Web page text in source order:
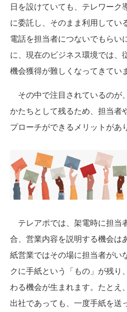
日を設けていても、テレワーク
に委託し、そのまま利用してい
電話を担当者につないでもらい
に、現在のビジネス環境では、
機会獲得が難しくなってきてい
その中で注目されているのが
かたちとして残るため、担当者
プローチができるメリットがあ
テレアポでは、架電時に担当
合、営業内容を説明する機会は
紙営業ではその場に担当者がい
クに手紙という「もの」が残り
わる機会が生まれます。たとえ
出社であっても、一度手紙を送